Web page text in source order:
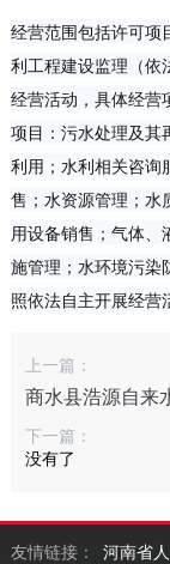
经营范围包括许可项
利工程建设监理（依
经营活动，具体经营
项目：污水处理及其
利用；水利相关咨询
售；水资源管理；水
用设备销售；气体
施管理；水环境污染
照依法自主开展经营
上一篇：
商水县浩源自来
下一篇：
没有了
友情链接：
河南省